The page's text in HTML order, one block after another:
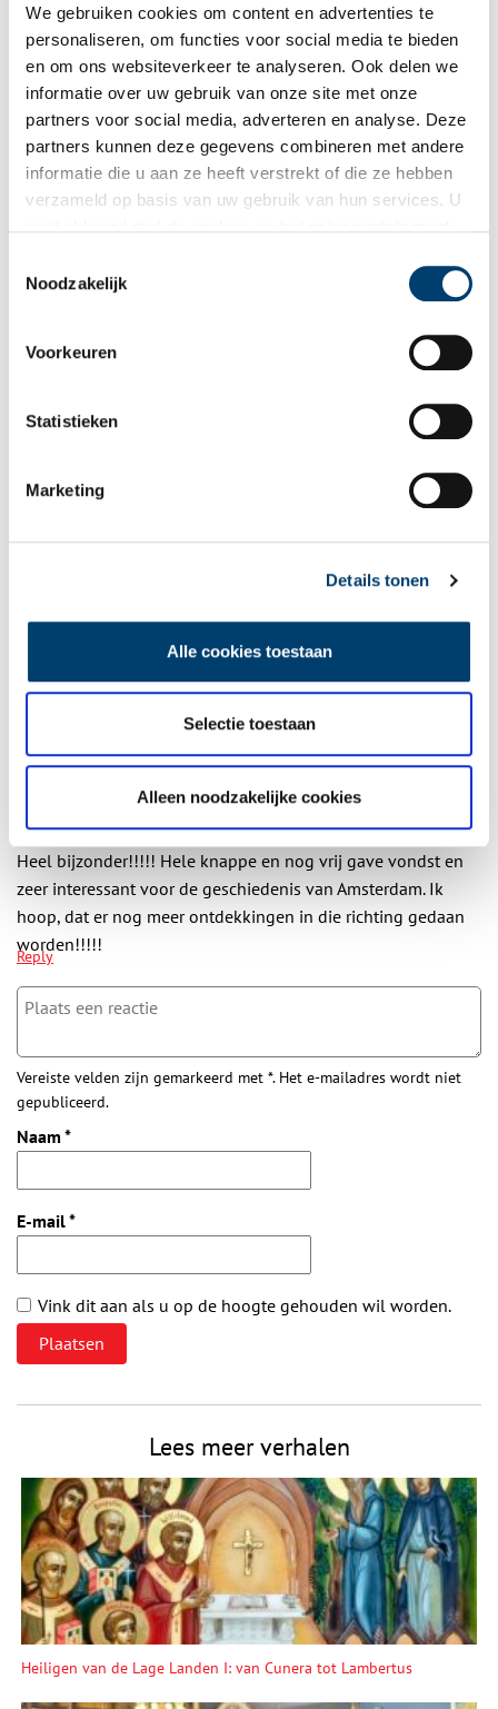
We gebruiken cookies om content en advertenties te
personaliseren, om functies voor social media te bieden
en om ons websiteverkeer te analyseren. Ook delen we
informatie over uw gebruik van onze site met onze
partners voor social media, adverteren en analyse. Deze
partners kunnen deze gegevens combineren met andere
informatie die u aan ze heeft verstrekt of die ze hebben
verzameld op basis van uw gebruik van hun services. U
Noodzakelijk
Voorkeuren
Statistieken
Marketing
Details tonen
Alle cookies toestaan
Selectie toestaan
Alleen noodzakelijke cookies
bewaren, moest er daarna nog een kopie worden gemaakt van
het hoofd in rubber. Als laatste is het rubberen gezicht
beschilderd en kreeg het kunstogen en haar.
De eerste Amsterdammer staat in de tentoonstelling ‘De
geboorte van de Stad. Op zoek naar middeleeuws Amsterdam’ in
het Stadsarchief.
De Erfgoedstem
Wilt u op de hoogte blijven van de mooiste verhalen en het
wekelijkse nieuwsbrief!
privacybeleid
Aanvullingen
Vul deze informatie aan of geef een reactie.
1 reactie
schreef:
24/03/2025 om 23:26
Heel bijzonder!!!!! Hele knappe en nog vrij gave vondst en
zeer interessant voor de geschiedenis van Amsterdam. Ik
hoop, dat er nog meer ontdekkingen in die richting gedaan
worden!!!!!
Reply
Vereiste velden zijn gemarkeerd met *. Het e-mailadres wordt niet
gepubliceerd.
Naam *
E-mail*
Vink dit aan als u op de hoogte gehouden wil worden.
Lees meer verhalen
Heiligen van de Lage Landen I: van Cunera tot Lambertus